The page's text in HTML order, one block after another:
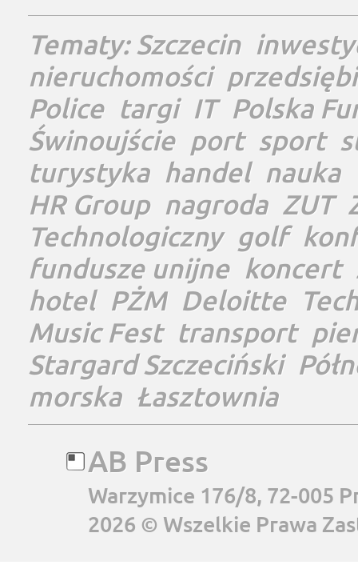
Tematy:Szczecin
nieruchomości
Police targi IT Polska
Świnoujście port sport
turystyka handel nauka
HR Group nagroda ZUT
Technologiczny golf
fundusze unijne koncert
hotel PŻM Deloitte
Music Fest transport
Stargard Szczeciński
morska Łasztownia
AB Press
Warzymice 176/8, 72-005
2026 © Wszelkie Prawa